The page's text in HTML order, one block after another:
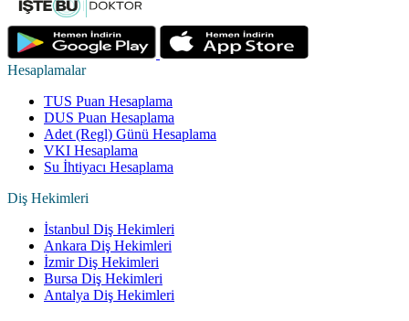
Hesaplamalar
TUS Puan Hesaplama
DUS Puan Hesaplama
Adet (Regl) Günü Hesaplama
VKI Hesaplama
Su İhtiyacı Hesaplama
Diş Hekimleri
İstanbul Diş Hekimleri
Ankara Diş Hekimleri
İzmir Diş Hekimleri
Bursa Diş Hekimleri
Antalya Diş Hekimleri